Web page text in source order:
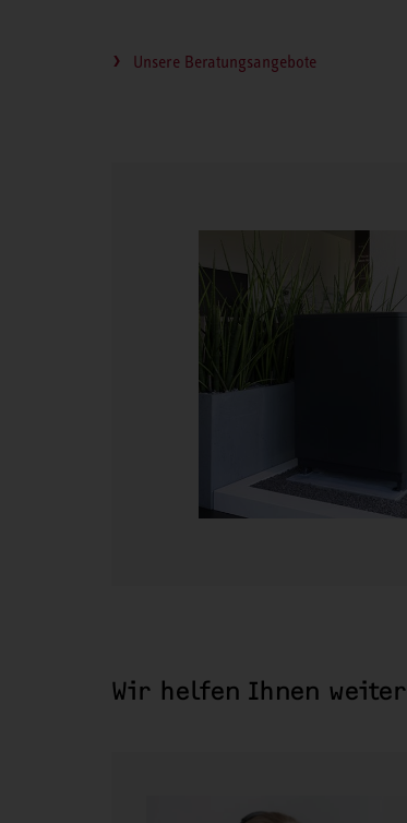
Unsere Beratungsangebote
Wir helfen Ihnen weiter